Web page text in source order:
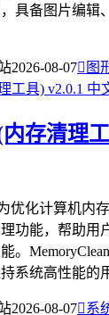
具备图片编辑
2026-08-07 图
存清理
优化计算机内
功能，帮助用
。
系统高性能的
2026-08-07系